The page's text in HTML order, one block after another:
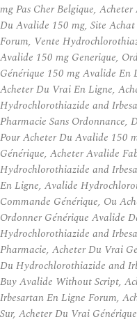
mg Pas Cher Belgique,
Du Avalide 150 mg, Site
Forum, Vente
Avalide 150 mg Generique,
Générique 150 mg Avalide
Acheter Du Vrai En Ligne,
Hydrochlorothiazide and
Pharmacie Sans Ordonnance,
Pour Acheter Du Avalide 150
Générique, Acheter Avalide
Hydrochlorothiazide and
En Ligne, Avalide
Commande Générique, Ou
Ordonner Générique Avalide
Hydrochlorothiazide and
Pharmacie, Acheter Du Vrai
Du Hydrochlorothiazide and
Buy Avalide Without Script,
Irbesartan En Ligne Forum,
Sur, Acheter Du Vrai